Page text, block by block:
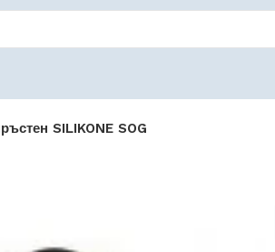
SILIKONE SOG